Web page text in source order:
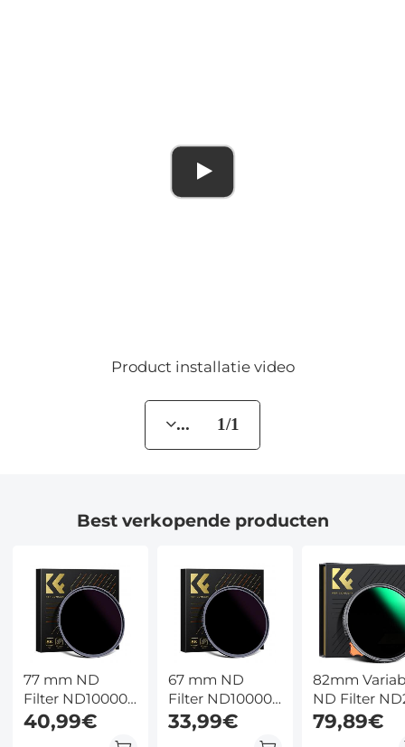
Product installatie video
... 1/1
Best verkopende producten
77 mm ND
Filter ND100000
Zonnefilter 16.6
Stops Solide
40,99€
67 mm ND
Filter ND100000
Zonnefilter 16.6
Stops Solide
33,99€
82mm
ND Filter
ND400 (1 - 9
Stops)
79,89€